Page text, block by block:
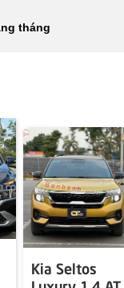
tháng
Kia Seltos